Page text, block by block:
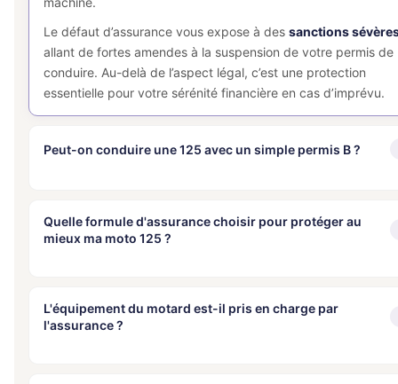
Le défaut d’assurance vous expose à des sanctions
allant de fortes amendes à la suspension de votre permis de
conduire. Au-delà de l’aspect légal, c’est une protection
essentielle pour votre sérénité financière en cas d’imprévu.
Peut-on conduire une 125 avec un simple permis B ?
catégorie 125 cm³, mais sous certaines conditions précises.
vous avez obtenu votre permis après 1980, vous devez
permet de maîtriser les fondamentaux de la conduite d’un
deux-roues pour circuler en toute sécurité.
Quelle formule d'assurance choisir pour protéger au
mieux ma moto 125 ?
véhicule et de sa valeur. L’assurance au tiers est la solution
plus économique, idéale pour les budgets serrés ou les
L'équipement du motard est-il pris en charge par
l'assurance ?